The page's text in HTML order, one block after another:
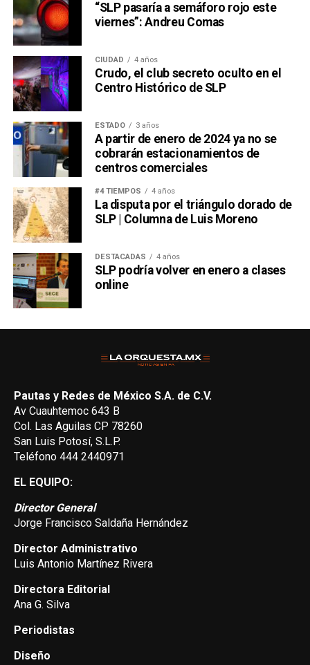
“SLP pasaría a semáforo rojo este
viernes”: Andreu Comas
CIUDAD 4 años
Crudo, el club secreto oculto en el
Centro Histórico de SLP
ESTADO 3 años
A partir de enero de 2024 ya no se
cobrarán estacionamientos de
centros comerciales
#4 TIEMPOS 4 años
La disputa por el triángulo dorado de
SLP | Columna de Luis Moreno
DESTACADAS 4 años
SLP podría volver en enero a clases
online
Pautas y Redes de México S.A. de C.V.
Av Cuauhtemoc 643 B
Col. Las Aguilas CP 78260
San Luis Potosí, S.L.P.
Teléfono 444 2440971
EL EQUIPO:
Director General
Jorge Francisco Saldaña Hernández
Director Administrativo
Luis Antonio Martínez Rivera
Directora Editorial
Ana G. Silva
Periodistas
Diseño